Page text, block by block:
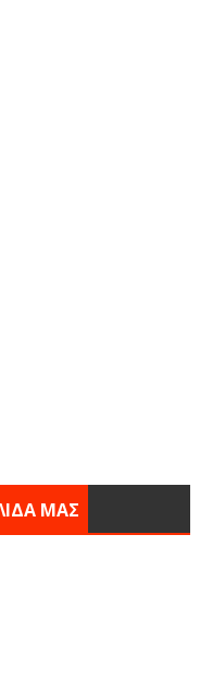
ΜΑΣ